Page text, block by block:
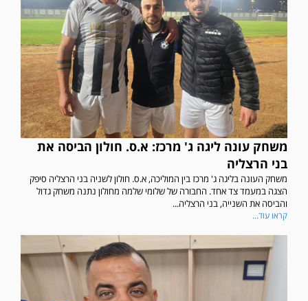
משחק עונה ליגה ג' מרכז: א.ס. חולון הביסה את
בני הרצליה
משחק העונה בליגה ג' מרכז בין המוליכה, א.ס. חולון לשניה בני הרצליה סיפק
הצגה במעמד צד אחד. החבורה של שלומי שלמה מחולון נתנה משחק גדול
והביסה את השנייה, בני הרצליה...
קראו עוד...